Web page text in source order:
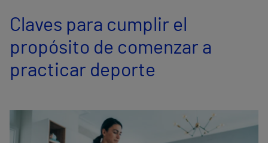
Servicios de salud
Equipo médico y asistencial
Información útil
Comunicación
Claves para cumplir el
propósito de comenzar a
practicar deporte